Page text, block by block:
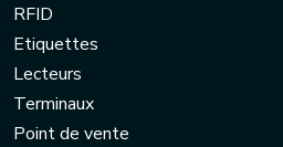
RFID
Etiquettes
Lecteurs
Terminaux
Point de vente